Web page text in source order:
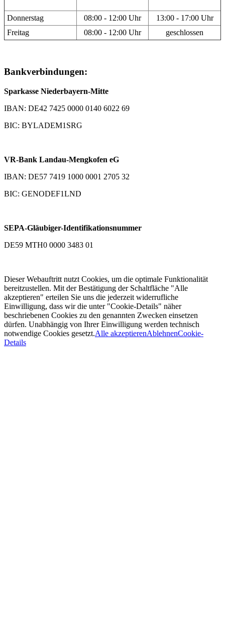
Donnerstag 08:00 - 12:00 Uhr
13:00 - 17:00 Uhr
Freitag
08:00 - 12:00 Uhr geschlossen
Bankverbindungen:
Sparkasse Niederbayern-Mitte
IBAN: DE42 7425 0000 0140 6022 69
BIC: BYLADEM1SRG
VR-Bank Landau-Mengkofen eG
IBAN: DE57 7419 1000 0001 2705 32
BIC: GENODEF1LND
SEPA-Gläubiger-Identifikationsnummer
DE59 MTH0 0000 3483 01
Dieser Webauftritt nutzt Cookies, um die optimale Funktionalität
bereitzustellen. Mit der Bestätigung der Schaltfläche "Alle
akzeptieren" erteilen Sie uns die jederzeit widerrufliche
Einwilligung, dass wir die unter "Cookie-Details" näher
beschriebenen Cookies zu den genannten Zwecken einsetzen
dürfen. Unabhängig von Ihrer Einwilligung werden technisch
notwendige Cookies gesetzt.Alle akzeptierenAblehnenCookie-
Details